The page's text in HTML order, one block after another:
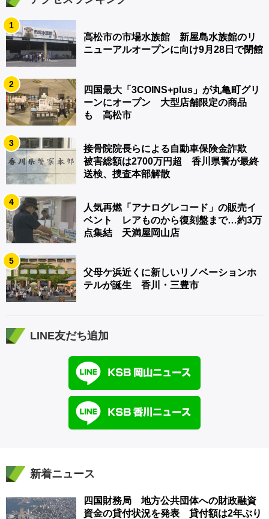
1
高松市の市場水族館 新屋島水族館のリ
ニューアルオープンに向け9月28日で閉館
2
四国最大「3COINS+plus」が丸亀町グリ
ーンにオープン 大型店舗限定の商品
も 高松市
3
接骨院院長らによる自動車保険金詐欺
被害総額は2700万円超 香川県警が最終
送検、捜査本部解散
4
人気再燃「アナログレコード」の販売イ
ベント レアものから復刻盤まで…約3万
点集結 天満屋岡山店
5
父母ケ浜近くに新しいリノベーションホ
テルが誕生 香川・三豊市
LINE友だち追加
新着ニュース
四国財務局 地方公共団体への財政融資
資金の貸付状況を発表 貸付額は2年ぶり